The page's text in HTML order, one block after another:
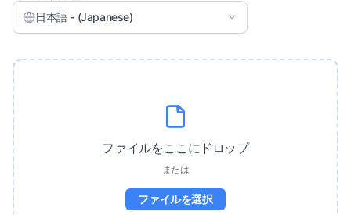
日本語 - (Japanese)
ファイルをここにドロップ
または
ファイルを選択